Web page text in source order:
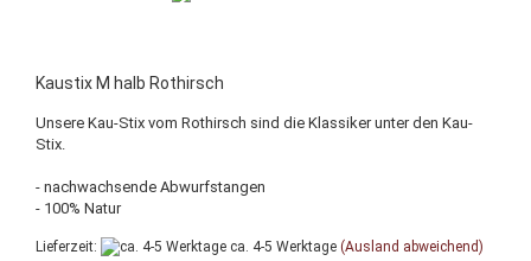
Kaustix M halb Rothirsch
Unsere Kau-Stix vom Rothirsch sind die Klassiker unter den Kau-
Stix.
- nachwachsende Abwurfstangen
- 100% Natur
Lieferzeit: ca. 4-5 Werktage (Ausland abweichend)